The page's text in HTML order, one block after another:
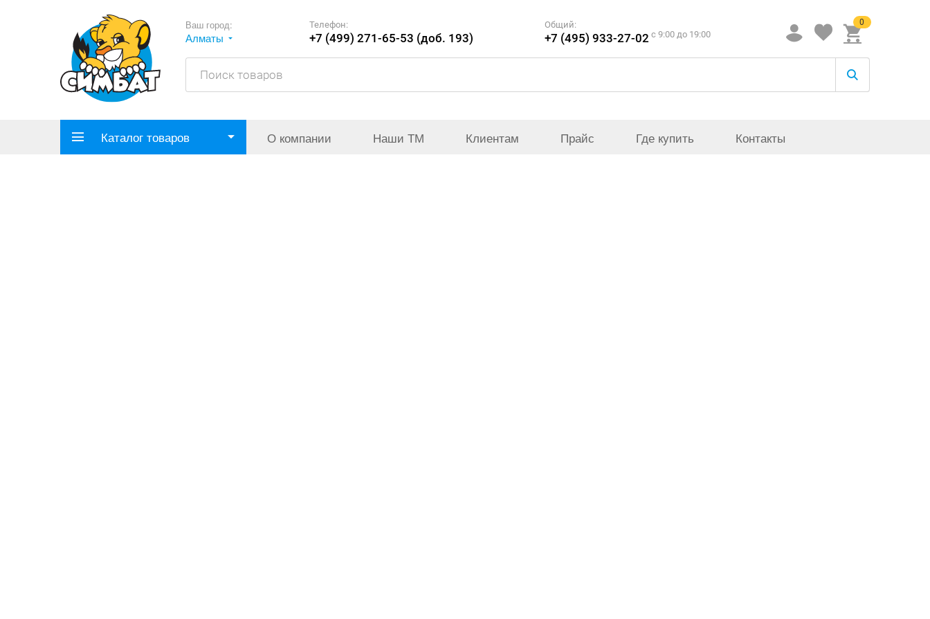
Ваш город:
Алматы
Телефон:
+7 (499) 271-65-53 (доб. 193)
Общий:
+7 (495) 933-27-02 c 9:00 до 19:00
0
Каталог товаров О компании Наши ТМ Клиентам Прайс Где купить Контакты